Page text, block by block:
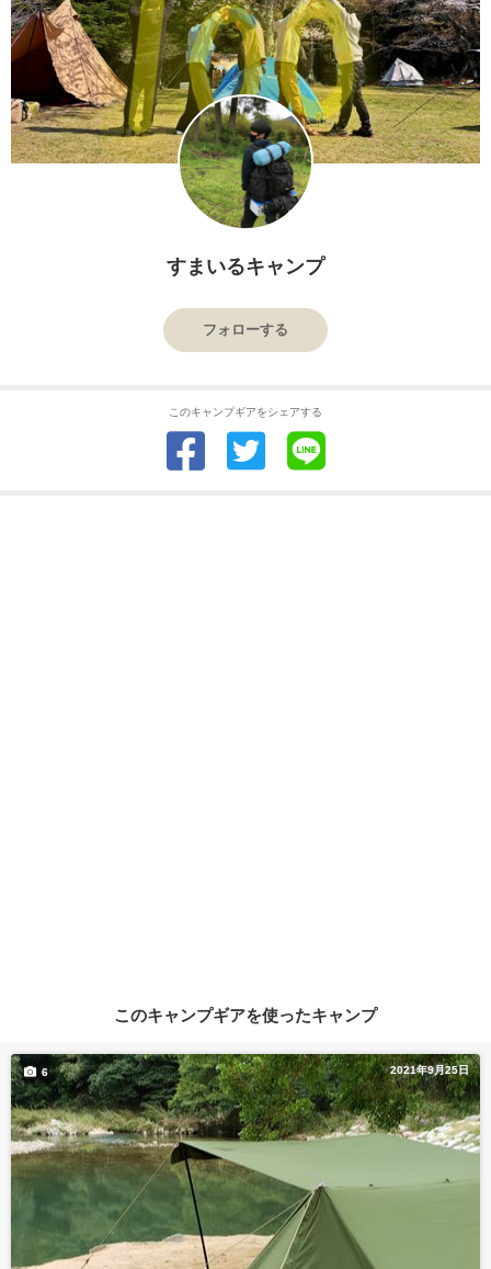
すまいるキャンプ
フォローする
このキャンプギアをシェアする
このキャンプギアを使ったキャンプ
2021年9月25日
6